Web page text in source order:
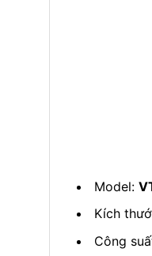
Model:
Kích
Công